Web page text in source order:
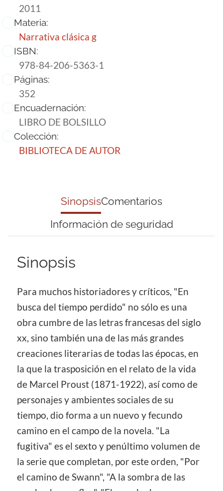
2011
Materia:
Narrativa clásica g
ISBN:
978-84-206-5363-1
Páginas:
352
Encuadernación:
LIBRO DE BOLSILLO
Colección:
BIBLIOTECA DE AUTOR
SinopsisComentarios
Información de seguridad
Sinopsis
Para muchos historiadores y críticos, "En
busca del tiempo perdido" no sólo es una
obra cumbre de las letras francesas del siglo
xx, sino también una de las más grandes
creaciones literarias de todas las épocas, en
la que la trasposición en el relato de la vida
de Marcel Proust (1871-1922), así como de
personajes y ambientes sociales de su
tiempo, dio forma a un nuevo y fecundo
camino en el campo de la novela. "La
fugitiva" es el sexto y penúltimo volumen de
la serie que completan, por este orden, "Por
el camino de Swann", "A la sombra de las